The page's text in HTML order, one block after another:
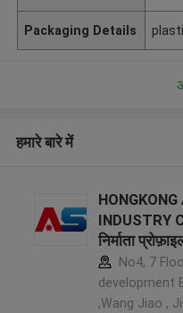
Packaging Details
हमारे बारे में
INDUSTRY
निर्माता
No4, 7
development
,Wang Jiao ,